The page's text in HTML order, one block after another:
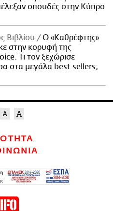
σπουδές στην Κύπρο
Βιβλίου
Ο «Καθρέφτης»
στην κορυφή της
Τι τον ξεχώρισε
στα μεγάλα best sellers;